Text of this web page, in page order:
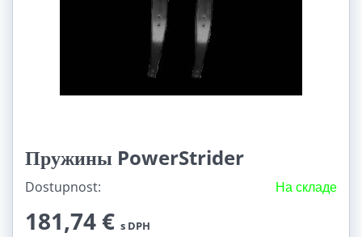
Пружины PowerStrider
Dostupnost: На складе
181,74 € s DPH